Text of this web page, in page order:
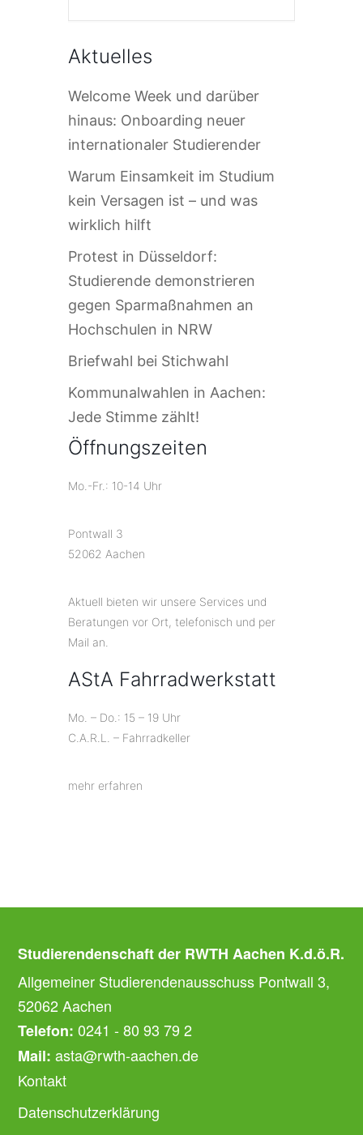
Aktuelles
Welcome Week und darüber
hinaus: Onboarding neuer
internationaler Studierender
Warum Einsamkeit im Studium
kein Versagen ist – und was
wirklich hilft
Protest in Düsseldorf:
Studierende demonstrieren
gegen Sparmaßnahmen an
Hochschulen in NRW
Briefwahl bei Stichwahl
Kommunalwahlen in Aachen:
Jede Stimme zählt!
Öffnungszeiten
Mo.-Fr.: 10-14 Uhr
Pontwall 3
52062 Aachen
Aktuell bieten wir unsere Services und
Beratungen vor Ort, telefonisch und per
Mail an.
AStA Fahrradwerkstatt
Mo. – Do.: 15 – 19 Uhr
C.A.R.L. – Fahrradkeller
mehr erfahren
Studierendenschaft der RWTH Aachen K.d.ö.R.
Allgemeiner Studierendenausschuss Pontwall 3,
52062 Aachen
Telefon: 0241 - 80 93 79 2
Mail: asta@rwth-aachen.de
Kontakt
Datenschutzerklärung